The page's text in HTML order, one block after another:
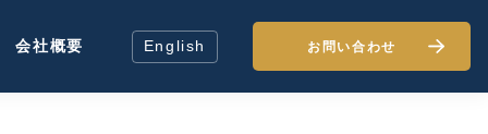
会社概要 English お問い合わせ